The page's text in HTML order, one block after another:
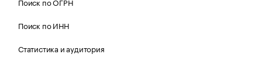
Поиск по ИНН
Статистика и аудитория